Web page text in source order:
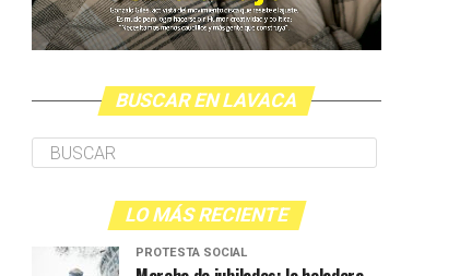
BUSCAR EN LAVACA
LO MÁS RECIENTE
PROTESTA SOCIAL